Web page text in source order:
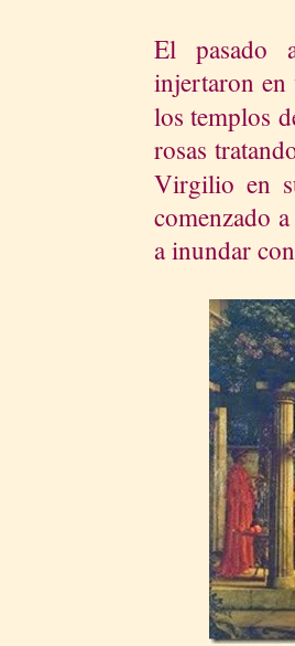
El pasado
injertaron en
los templos
rosas
Virgilio en
comenzado
a inundar